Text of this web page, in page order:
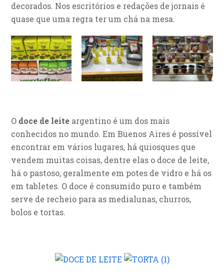
decorados. Nos escritórios e redações de jornais é
quase que uma regra ter um chá na mesa.
O doce de leite argentino é um dos mais
conhecidos no mundo. Em Buenos Aires é possível
encontrar em vários lugares, há quiosques que
vendem muitas coisas, dentre elas o doce de leite,
há o pastoso, geralmente em potes de vidro e há os
em tabletes. O doce é consumido puro e também
serve de recheio para as medialunas, churros,
bolos e tortas.